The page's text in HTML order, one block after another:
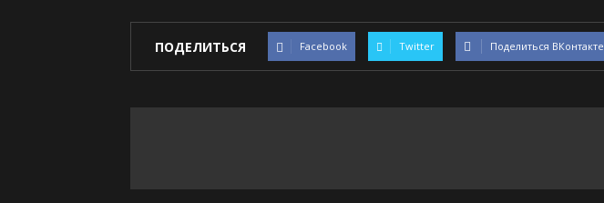
ПОДЕЛИТЬСЯ Facebook Twitter Поделиться ВКонтакте